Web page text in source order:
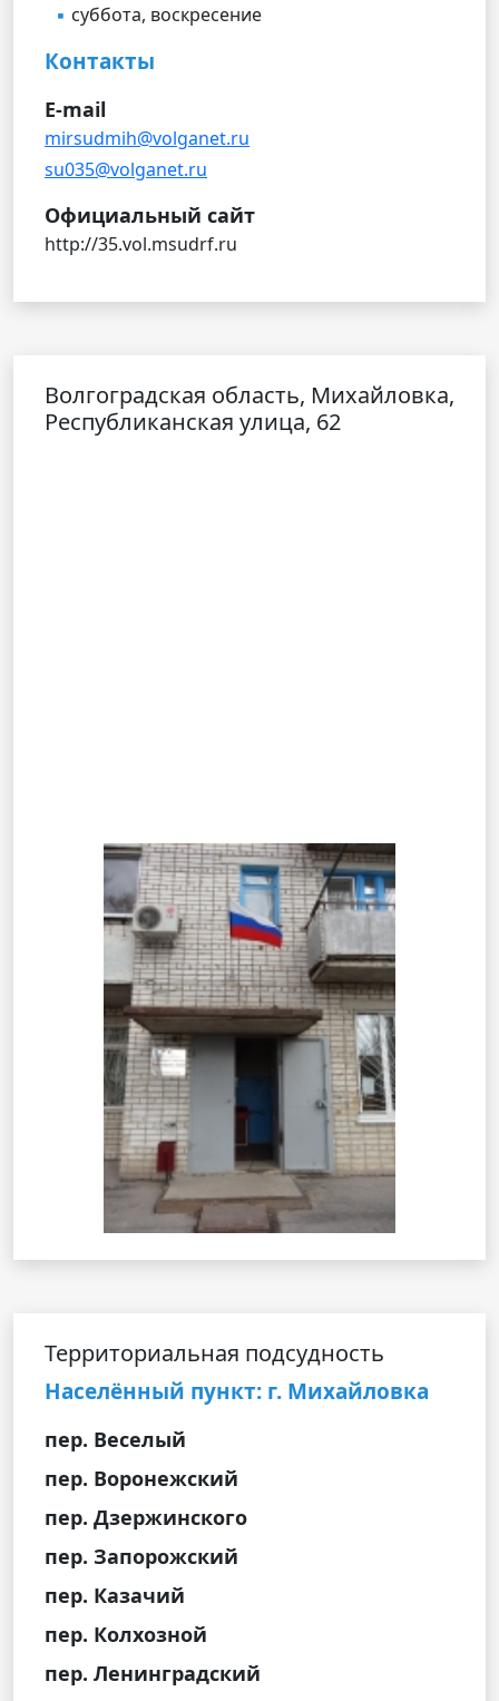
суббота, воскресение
Контакты
E-mail
mirsudmih@volganet.ru
su035@volganet.ru
Официальный сайт
http://35.vol.msudrf.ru
Волгоградская область, Михайловка,
Республиканская улица, 62
Территориальная подсудность
Населённый пункт: г. Михайловка
пер. Веселый
пер. Воронежский
пер. Дзержинского
пер. Запорожский
пер. Казачий
пер. Колхозной
пер. Ленинградский